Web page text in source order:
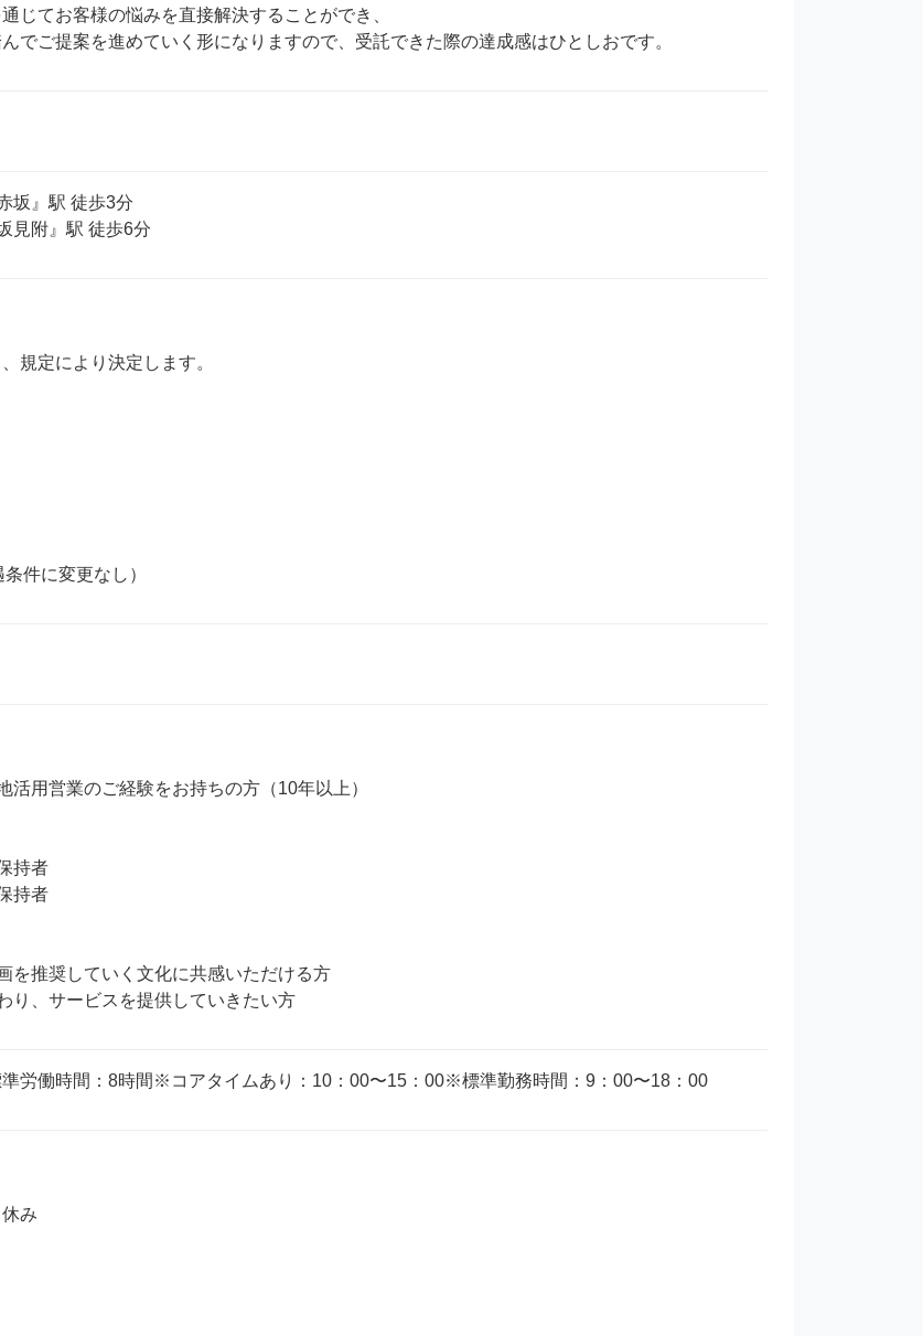
じてお客様の悩みを直接解決することができ、
でご提案を進めていく形になりますので、受託できた際の達成感はひとしおです。
坂』駅 徒歩3分
見附』駅 徒歩6分
規定により決定します。
件に変更なし）
活用営業のご経験をお持ちの方（10年以上）
持者
持者
を推奨していく文化に共感いただける方
労働時間：8時間※コアタイムあり：10：00〜15：00※標準勤務時間：9：00〜18：00
み